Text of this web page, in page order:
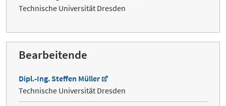
Technische Universität Dresden
Bearbeitende
Dipl.-Ing. Steffen Müller
Technische Universität Dresden